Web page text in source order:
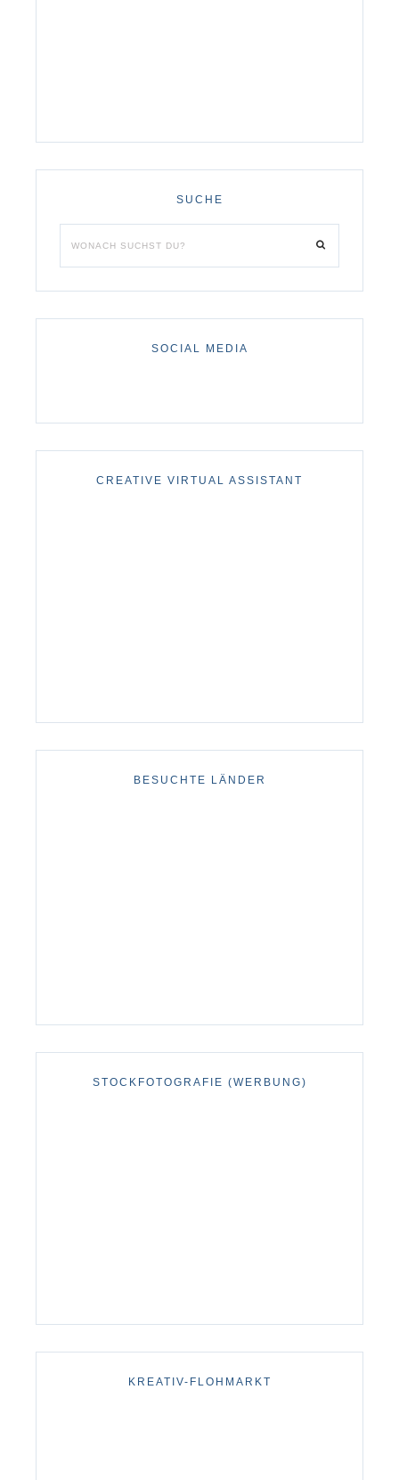
SUCHE
SOCIAL MEDIA
CREATIVE VIRTUAL ASSISTANT
BESUCHTE LÄNDER
STOCKFOTOGRAFIE (WERBUNG)
KREATIV-FLOHMARKT